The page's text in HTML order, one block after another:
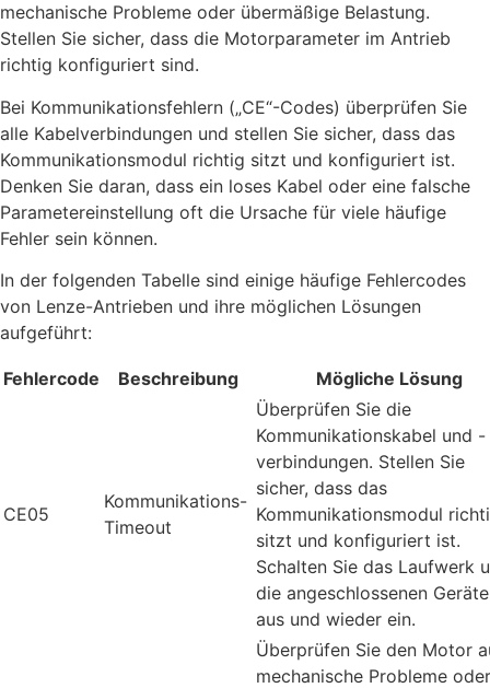
mechanische Probleme oder übermäßige Belastung.
Stellen Sie sicher, dass die Motorparameter im Antrieb
richtig konfiguriert sind.
Bei Kommunikationsfehlern („CE“-Codes) überprüfen Sie
alle Kabelverbindungen und stellen Sie sicher, dass das
Kommunikationsmodul richtig sitzt und konfiguriert ist.
Denken Sie daran, dass ein loses Kabel oder eine falsche
Parametereinstellung oft die Ursache für viele häufige
Fehler sein können.
In der folgenden Tabelle sind einige häufige Fehlercodes
von Lenze-Antrieben und ihre möglichen Lösungen
aufgeführt:
Fehlercode Beschreibung Mögliche Lösung
CE05
Kommunikations-
Timeout
Überprüfen Sie die
Kommunikationskabel und -
verbindungen. Stellen Sie
sicher, dass das
Kommunikationsmodul
sitzt und konfiguriert ist.
Schalten Sie das Laufwerk
die angeschlossenen Geräte
aus und wieder ein.
Überprüfen Sie den Motor
mechanische Probleme oder